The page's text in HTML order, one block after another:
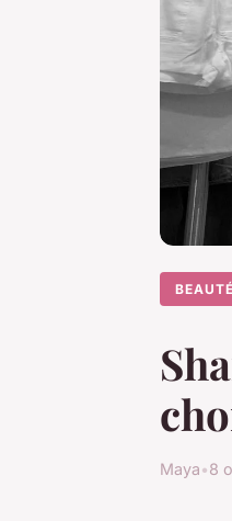
BEAUTÉ
Maya•8